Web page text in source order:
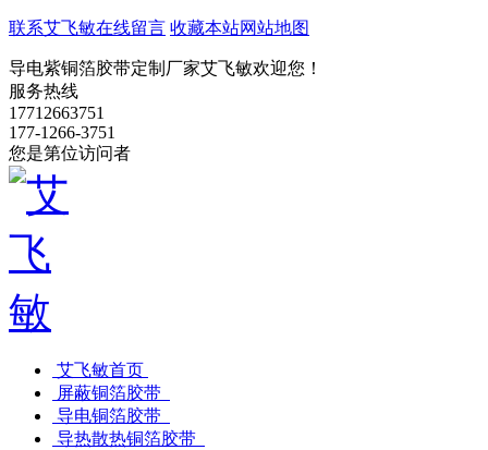
联系艾飞敏在线留言 收藏本站网站地图
导电紫铜箔胶带定制厂家艾飞敏欢迎您！
服务热线
17712663751
177-1266-3751
您是第位访问者
艾飞敏首页
屏蔽铜箔胶带
导电铜箔胶带
导热散热铜箔胶带